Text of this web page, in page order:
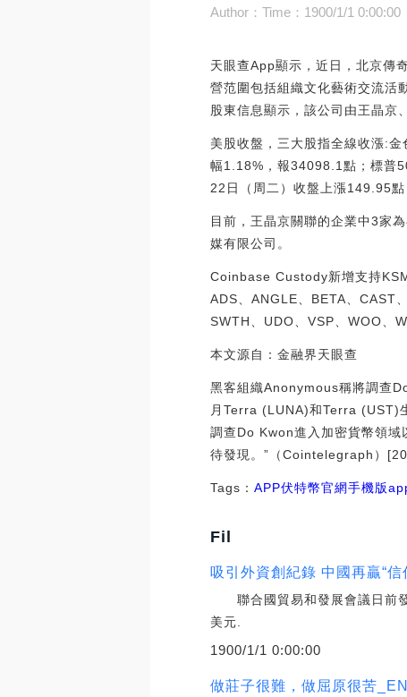
Author：Time：1900/1/1 0:00:00
天眼查App顯示，近日，北京傳
營范圍包括組織文化藝術交流活
股東信息顯示，該公司由王晶京
美股收盤，三大股指全線收漲:
幅1.18%，報34098.1點；標普
22日（周二）收盤上漲149.95
目前，王晶京關聯的企業中3家
媒有限公司。
Coinbase Custody新增支持
ADS、ANGLE、BETA、CAST
SWTH、UDO、VSP、WOO、
本文源自：金融界天眼查
黑客組織Anonymous稱將調查
月Terra (LUNA)和Terra (UST)
調查Do Kwon進入加密貨幣領
待發現。”（Cointelegraph）
Tags：APP伏特幣官網手機版
Fil
吸引外資創紀錄 中國再贏“信
聯合國貿易和發展會議日前發
美元.
1900/1/1 0:00:00
做莊子很難，做屈原很苦